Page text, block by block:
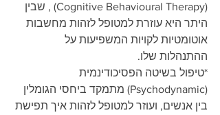
(Cognitive Behavioural Therapy), שבין
היתר היא עוזרת למטופל לזהות מחשבות
אוטומטיות לקויות המשפיעות על
ההתנהלות שלו.
*טיפול בשיטה הפסיכודינמית
(Psychodynamic) מתמקד ביחסי הגומלין
בין אנשים, ועוזר למטופל לזהות איך תפישת